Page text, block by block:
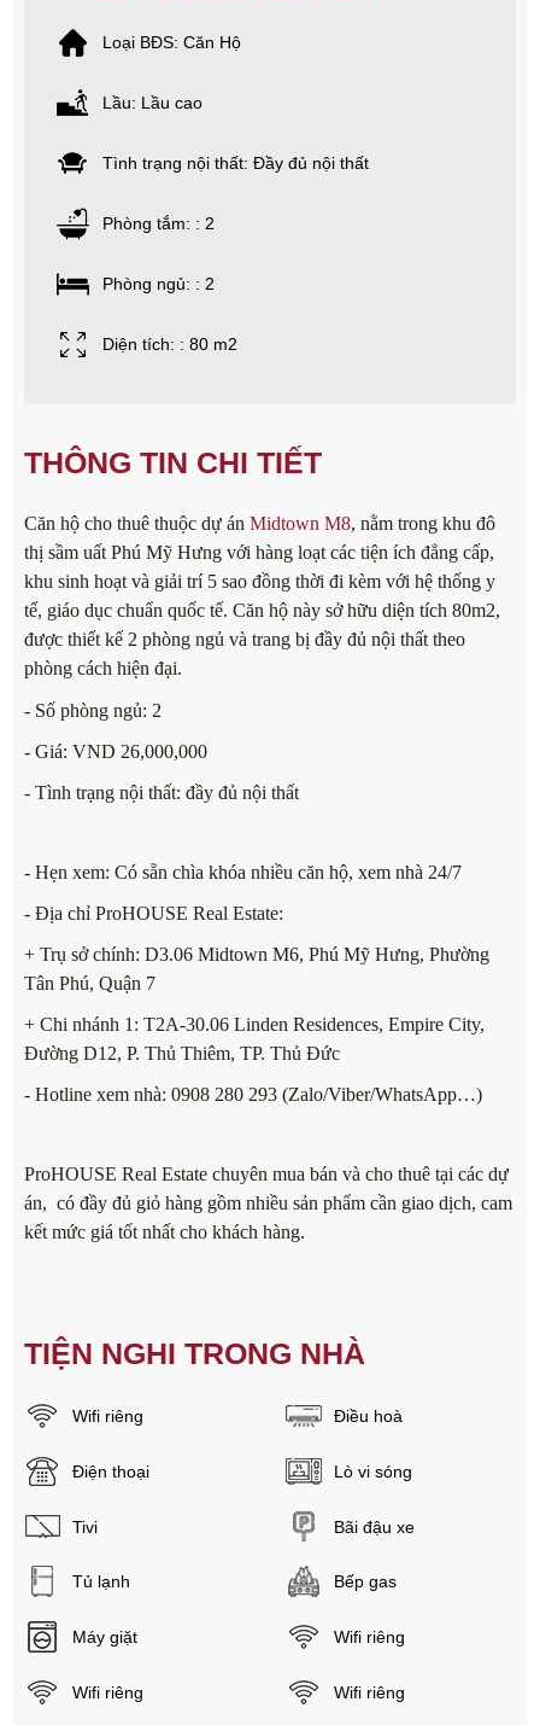
Loại BĐS: Căn Hộ
Lầu: Lầu cao
Tình trạng nội thất: Đầy đủ nội thất
Phòng tắm: : 2
Phòng ngủ: : 2
Diện tích: : 80 m2
THÔNG TIN CHI TIẾT
Căn hộ cho thuê thuộc dự án Midtown M8, nằm trong khu đô
thị sầm uất Phú Mỹ Hưng với hàng loạt các tiện ích đẳng cấp,
khu sinh hoạt và giải trí 5 sao đồng thời đi kèm với hệ thống y
tế, giáo dục chuẩn quốc tế. Căn hộ này sở hữu diện tích 80m2,
được thiết kế 2 phòng ngủ và trang bị đầy đủ nội thất theo
phòng cách hiện đại.
- Số phòng ngủ: 2
- Giá: VND 26,000,000
- Tình trạng nội thất: đầy đủ nội thất
- Hẹn xem: Có sẵn chìa khóa nhiều căn hộ, xem nhà 24/7
- Địa chỉ ProHOUSE Real Estate:
+ Trụ sở chính: D3.06 Midtown M6, Phú Mỹ Hưng, Phường
Tân Phú, Quận 7
+ Chi nhánh 1: T2A-30.06 Linden Residences, Empire City,
Đường D12, P. Thủ Thiêm, TP. Thủ Đức
- Hotline xem nhà: 0908 280 293 (Zalo/Viber/WhatsApp…)
ProHOUSE Real Estate chuyên mua bán và cho thuê tại các dự
án, có đầy đủ giỏ hàng gồm nhiều sản phẩm cần giao dịch, cam
kết mức giá tốt nhất cho khách hàng.
TIỆN NGHI TRONG NHÀ
Wifi riêng Điều hoà
Điện thoại Lò vi sóng
Tivi Bãi đậu xe
Tủ lạnh Bếp gas
Máy giặt Wifi riêng
Wifi riêng Wifi riêng